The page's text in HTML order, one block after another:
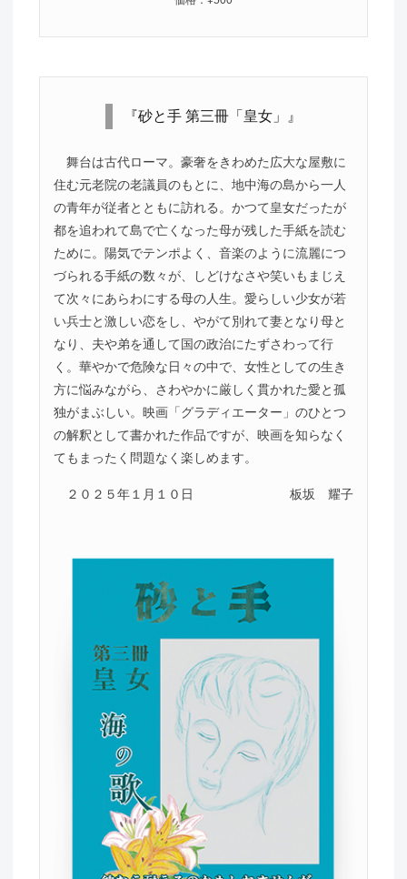
『砂と手 第三冊「皇女」』
舞台は古代ローマ。豪奢をきわめた広大な屋敷に
住む元老院の老議員のもとに、地中海の島から一人
の青年が従者とともに訪れる。かつて皇女だったが
都を追われて島で亡くなった母が残した手紙を読む
ために。陽気でテンポよく、音楽のように流麗につ
づられる手紙の数々が、しどけなさや笑いもまじえ
て次々にあらわにする母の人生。愛らしい少女が若
い兵士と激しい恋をし、やがて別れて妻となり母と
なり、夫や弟を通して国の政治にたずさわって行
く。華やかで危険な日々の中で、女性としての生き
方に悩みながら、さわやかに厳しく貫かれた愛と孤
独がまぶしい。映画「グラディエーター」のひとつ
の解釈として書かれた作品ですが、映画を知らなく
てもまったく問題なく楽しめます。
２０２５年１月１０日 板坂 耀子